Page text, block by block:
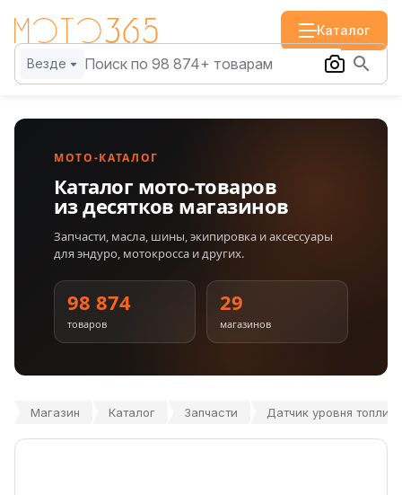
Каталог
Везде
МОТО-КАТАЛОГ
Каталог мото-товаров
из десятков магазинов
Запчасти, масла, шины, экипировка и аксессуары
для эндуро, мотокросса и других.
98 874
товаров
29
магазинов
Магазин Каталог Запчасти Датчик уровня